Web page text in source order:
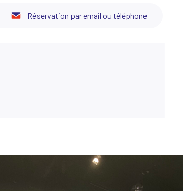
Réservation par email ou téléphone